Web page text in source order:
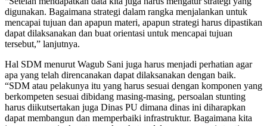
digunakan. Bagaimana strategi dalam rangka menjalankan untuk
mencapai tujuan dan apapun materi, apapun strategi harus dipastikan
dapat dilaksanakan dan buat orientasi untuk mencapai tujuan
tersebut,” lanjutnya.
Hal SDM menurut Wagub Sani juga harus menjadi perhatian agar
apa yang telah direncanakan dapat dilaksanakan dengan baik.
“SDM atau pelakunya itu yang harus sesuai dengan komponen yang
berkompeten sesuai dibidang masing-masing, persoalan stunting
harus diikutsertakan juga Dinas PU dimana dinas ini diharapkan
dapat membangun dan memperbaiki infrastruktur. Bagaimana kita